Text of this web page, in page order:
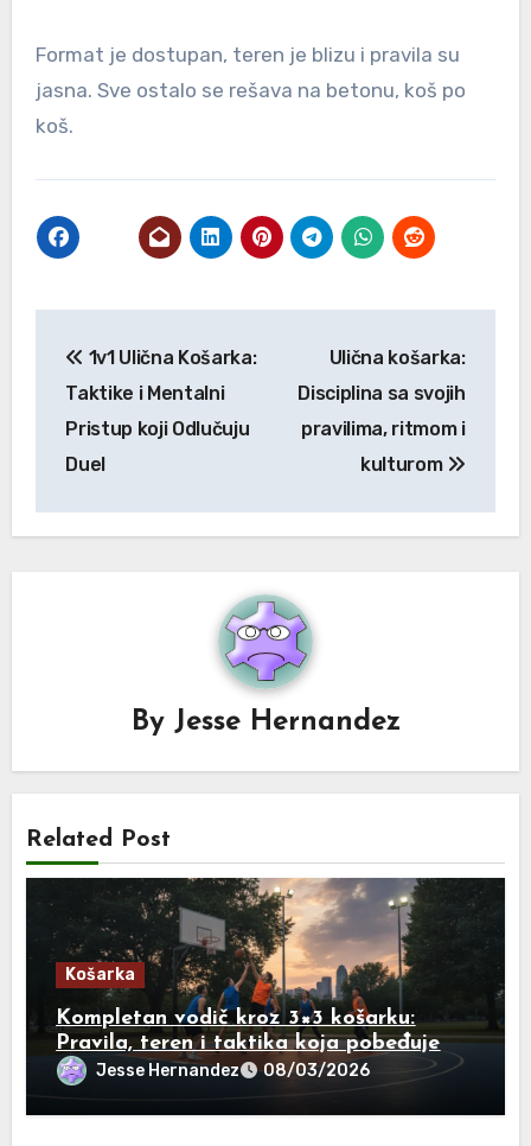
Format je dostupan, teren je blizu i pravila su
jasna. Sve ostalo se rešava na betonu, koš po
koš.
navigation
1v1 Ulična Košarka:
Taktike i Mentalni
Pristup koji Odlučuju
Duel
Ulična košarka:
Disciplina sa svojih
pravilima, ritmom i
kulturom
By Jesse Hernandez
Related Post
Košarka
Kompletan vodič kroz 3×3 košarku:
Pravila, teren i taktika koja pobeđuje
Jesse Hernandez 08/03/2026